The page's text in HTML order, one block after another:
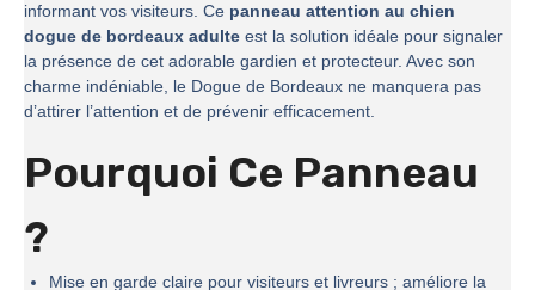
informant vos visiteurs. Ce panneau attention au chien
dogue de bordeaux adulte est la solution idéale pour signaler
la présence de cet adorable gardien et protecteur. Avec son
charme indéniable, le Dogue de Bordeaux ne manquera pas
d’attirer l’attention et de prévenir efficacement.
Pourquoi Ce Panneau
?
Mise en garde claire pour visiteurs et livreurs ; améliore la